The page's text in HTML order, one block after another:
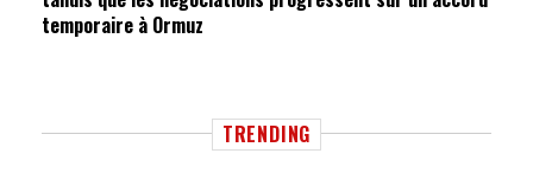
temporaire à Ormuz
TRENDING